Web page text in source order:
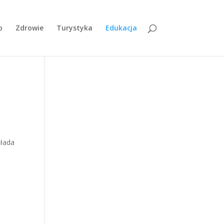
Zdrowie Turystyka Edukacja